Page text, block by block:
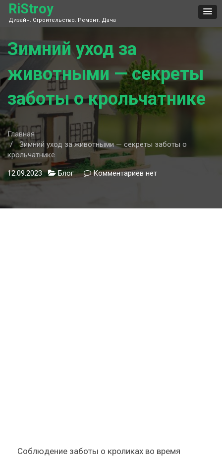
Skip
content
RiStroy
Дизайн. Строительство. Ремонт. Дача
Зимний уход за
животными — секреты
заботы о крольчатнике
Главная
Зимний уход за животными — секреты заботы о
крольчатнике
12.09.2023 Блог Комментариев кнет
Соблюдение заботы о кроликах во время